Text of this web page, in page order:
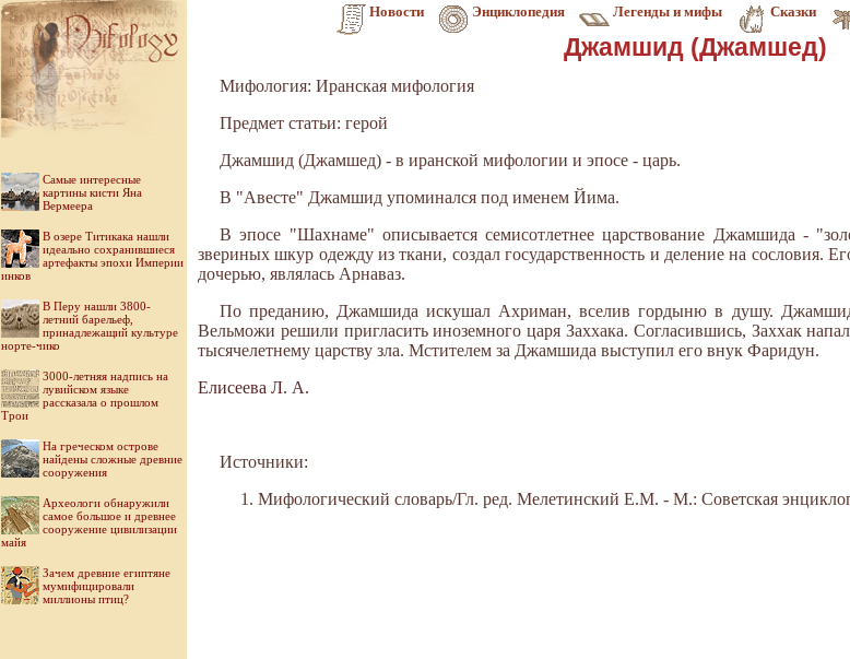
Новости Энциклопедия Легенды и мифы Сказки
Самые интересные
картины кисти Яна
Вермеера
В озере Титикака нашли
идеально сохранившиеся
артефакты эпохи Империи
инков
В Перу нашли 3800-
летний барельеф,
принадлежащий культуре
норте-чико
3000-летняя надпись на
лувийском языке
рассказала о прошлом
Трои
На греческом острове
найдены сложные древние
сооружения
Археологи обнаружили
самое большое и древнее
сооружение цивилизации
майя
Зачем древние египтяне
мумифицировали
миллионы птиц?
Джамшид (Джамшед)
Мифология: Иранская мифология
Предмет статьи: герой
Джамшид (Джамшед) - в иранской мифологии и эпосе - царь.
В "Авесте" Джамшид упоминался под именем Йима.
В эпосе "Шахнаме" описывается семисотлетнее царствование Джамшида -
звериных шкур одежду из ткани, создал государственность и деление на сословия.
дочерью, являлась Арнаваз.
По преданию, Джамшида искушал Ахриман, вселив гордыню в душу. Джамшид
Вельможи решили пригласить иноземного царя Заххака. Согласившись, Заххак
тысячелетнему царству зла. Мстителем за Джамшида выступил его внук Фаридун.
Елисеева Л. А.
Источники:
Мифологический словарь/Гл. ред. Мелетинский Е.М. - М.: Советская